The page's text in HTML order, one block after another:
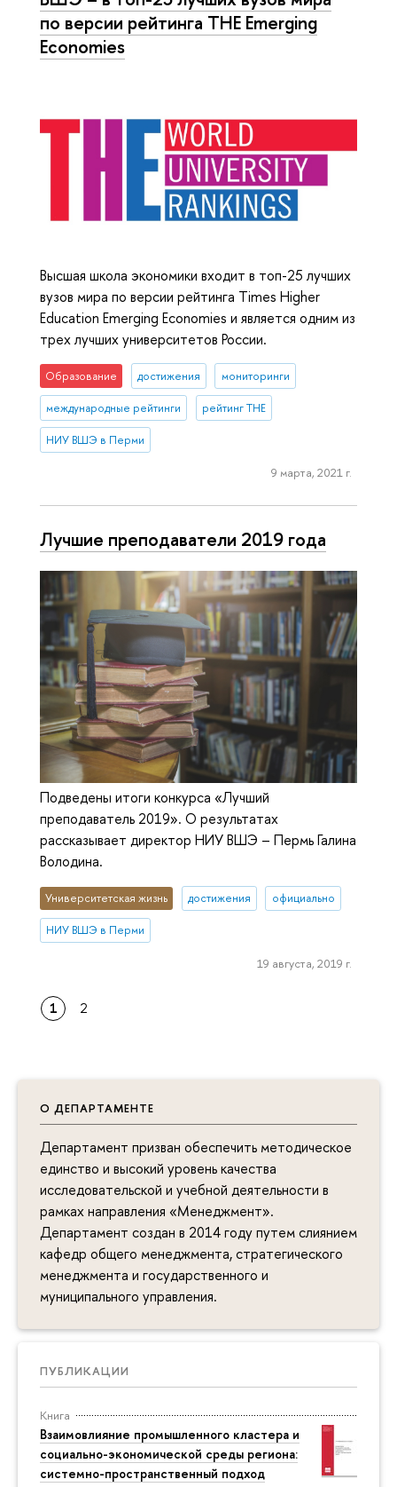
О ДЕПАРТАМЕНТЕ
Департамент призван обеспечить методическое
единство и высокий уровень качества
исследовательской и учебной деятельности в
рамках направления «Менеджмент».
Департамент создан в 2014 году путем слиянием
кафедр общего менеджмента, стратегического
менеджмента и государственного и
муниципального управления.
ПУБЛИКАЦИИ
Книга
Взаимовлияние промышленного кластера и
социально-экономической среды региона:
системно-пространственный подход
по версии рейтинга ТНЕ Emerging
Economies
Высшая школа экономики входит в топ-25 лучших
вузов мира по версии рейтинга Times Higher
Education Emerging Economies и является одним из
трех лучших университетов России.
Образование достижения мониторинги
международные рейтинги рейтинг THE
НИУ ВШЭ в Перми
9 марта, 2021 г.
Лучшие преподаватели 2019 года
Подведены итоги конкурса «Лучший
преподаватель 2019». О результатах
рассказывает директор НИУ ВШЭ – Пермь Галина
Володина.
Университетская жизнь достижения официально
НИУ ВШЭ в Перми
19 августа, 2019 г.
1 2